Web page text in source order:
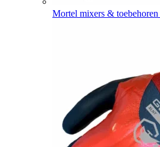
Mortel mixers & toebehoren